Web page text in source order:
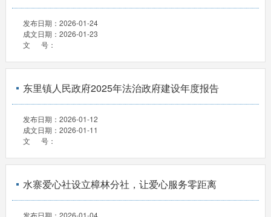
发布日期： 2026-01-24
成文日期： 2026-01-23
文 号：
东里镇人民政府2025年法治政府建设年度报告
发布日期： 2026-01-12
成文日期： 2026-01-11
文 号：
水寨爱心社设立樟林分社，让爱心服务零距离
发布日期： 2026-01-04